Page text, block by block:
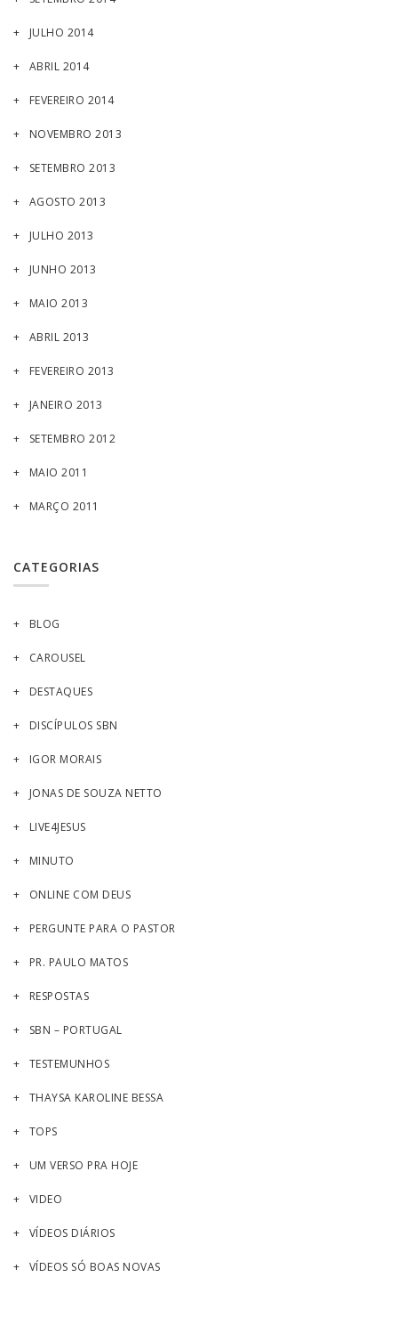
JULHO 2014
ABRIL 2014
FEVEREIRO 2014
NOVEMBRO 2013
SETEMBRO 2013
AGOSTO 2013
JULHO 2013
JUNHO 2013
MAIO 2013
ABRIL 2013
FEVEREIRO 2013
JANEIRO 2013
SETEMBRO 2012
MAIO 2011
MARÇO 2011
CATEGORIAS
BLOG
CAROUSEL
DESTAQUES
DISCÍPULOS SBN
IGOR MORAIS
JONAS DE SOUZA NETTO
LIVE4JESUS
MINUTO
ONLINE COM DEUS
PERGUNTE PARA O PASTOR
PR. PAULO MATOS
RESPOSTAS
SBN – PORTUGAL
TESTEMUNHOS
THAYSA KAROLINE BESSA
TOPS
UM VERSO PRA HOJE
VIDEO
VÍDEOS DIÁRIOS
VÍDEOS SÓ BOAS NOVAS